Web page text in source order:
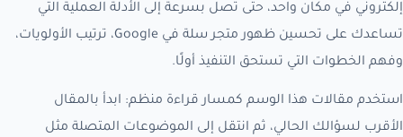
إلكتروني في مكان واحد، حتى تصل بسرعة إلى الأدلة العملية التي
تساعدك على تحسين ظهور متجر سلة في Google، ترتيب الأولويات،
وفهم الخطوات التي تستحق التنفيذ أولًا.
استخدم مقالات هذا الوسم كمسار قراءة منظم: ابدأ بالمقال
الأقرب لسؤالك الحالي، ثم انتقل إلى الموضوعات المتصلة مثل